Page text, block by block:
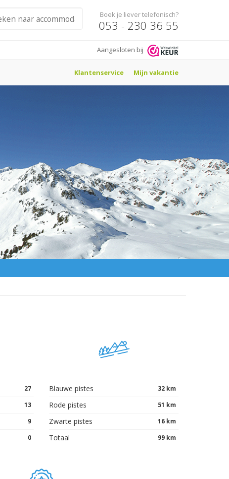
Boek je liever telefonisch?
053 - 230 36 55
Aangesloten bij
Klantenservice Mijn vakantie
27
13
9
0
Blauwe pistes 32 km
Rode pistes 51 km
Zwarte pistes 16 km
Totaal 99 km